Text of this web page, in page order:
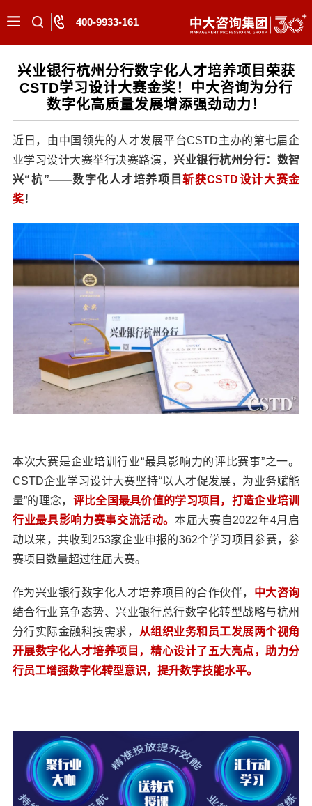
400-9933-161
兴业银行杭州分行数字化人才培养项目荣获
CSTD学习设计大赛金奖！中大咨询为分行
数字化高质量发展增添强劲动力！
近日，由中国领先的人才发展平台CSTD主办的第七届企
业学习设计大赛举行决赛路演，兴业银行杭州分行：数智
兴“杭”——数字化人才培养项目斩获CSTD设计大赛金
奖！
本次大赛是企业培训行业“最具影响力的评比赛事”之一。
CSTD企业学习设计大赛坚持“以人才促发展，为业务赋能
量”的理念， 评比全国最具价值的学习项目，打造企业培训
行业最具影响力赛事交流活动。本届大赛自2022年4月启
动以来，共收到253家企业申报的362个学习项目参赛，参
赛项目数量超过往届大赛。
作为兴业银行数字化人才培养项目的合作伙伴， 中大咨询
结合行业竞争态势、兴业银行总行数字化转型战略与杭州
分行实际金融科技需求， 从组织业务和员工发展两个视角
开展数字化人才培养项目，精心设计了五大亮点，助力分
行员工增强数字化转型意识，提升数字技能水平。